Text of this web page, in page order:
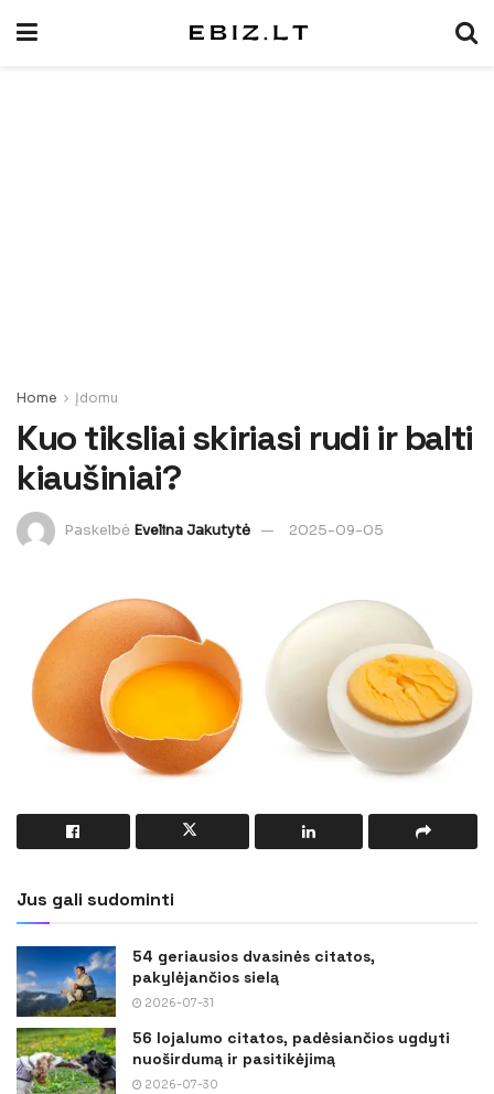
Home Įdomu
Kuo tiksliai skiriasi rudi ir balti
kiaušiniai?
Paskelbė Evelina Jakutytė 2025-09-05
Jus gali sudominti
54 geriausios dvasinės citatos,
pakylėjančios sielą
2026-07-31
56 lojalumo citatos, padėsiančios ugdyti
nuoširdumą ir pasitikėjimą
2026-07-30